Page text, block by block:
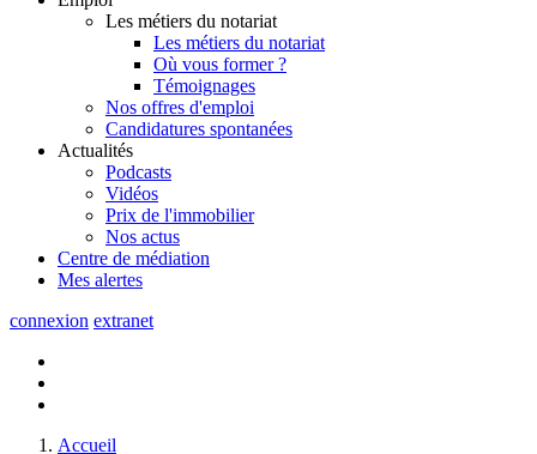
Les métiers du notariat
Les métiers du notariat
Où vous former ?
Témoignages
Nos offres d'emploi
Candidatures spontanées
Actualités
Podcasts
Vidéos
Prix de l'immobilier
Nos actus
Centre de médiation
Mes alertes
connexion extranet
Accueil